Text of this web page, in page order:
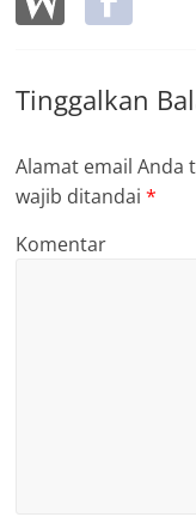
Tinggalkan
Alamat email Anda
wajib ditandai*
Komentar